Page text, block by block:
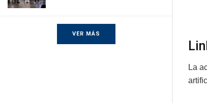
VER MÁS
La